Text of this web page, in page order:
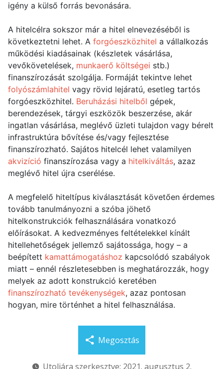
igény a külső forrás bevonására.
A hitelcélra sokszor már a hitel elnevezéséből is
következtetni lehet. A forgóeszközhitel a vállalkozás
működési kiadásainak (készletek vásárlása,
vevőkövetelések, munkaerő költségei stb.)
finanszírozását szolgálja. Formáját tekintve lehet
folyószámlahitel vagy rövid lejáratú, esetleg tartós
forgóeszközhitel. Beruházási hitelből gépek,
berendezések, tárgyi eszközök beszerzése, akár
ingatlan vásárlása, meglévő üzleti tulajdon vagy bérelt
infrastruktúra bővítése és/vagy fejlesztése
finanszírozható. Sajátos hitelcél lehet valamilyen
akvizíció finanszírozása vagy a hitelkiváltás, azaz
meglévő hitel újra cserélése.
A megfelelő hiteltípus kiválasztását követően érdemes
tovább tanulmányozni a szóba jöhető
hitelkonstrukciók felhasználására vonatkozó
előírásokat. A kedvezményes feltételekkel kínált
hitellehetőségek jellemző sajátossága, hogy – a
beépített kamattámogatáshoz kapcsolódó szabályok
miatt – ennél részletesebben is meghatározzák, hogy
melyek az adott konstrukció keretében
finanszírozható tevékenységek, azaz pontosan
hogyan, mire történhet a hitel felhasználása.
Megosztás
Utoljára szerkesztve: 2021. augusztus 2.